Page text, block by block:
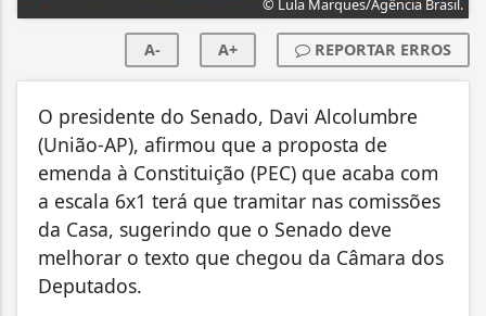
A- A+ REPORTAR ERROS
O presidente do Senado, Davi Alcolumbre
(União-AP), afirmou que a proposta de
emenda à Constituição (PEC) que acaba com
a escala 6x1 terá que tramitar nas comissões
da Casa, sugerindo que o Senado deve
melhorar o texto que chegou da Câmara dos
Deputados.